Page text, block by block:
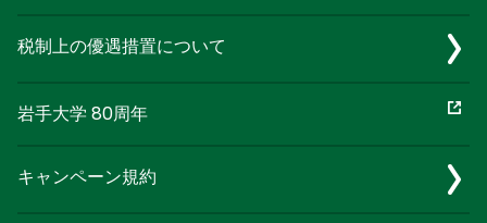
税制上の優遇措置について
岩手大学 80周年
キャンペーン規約